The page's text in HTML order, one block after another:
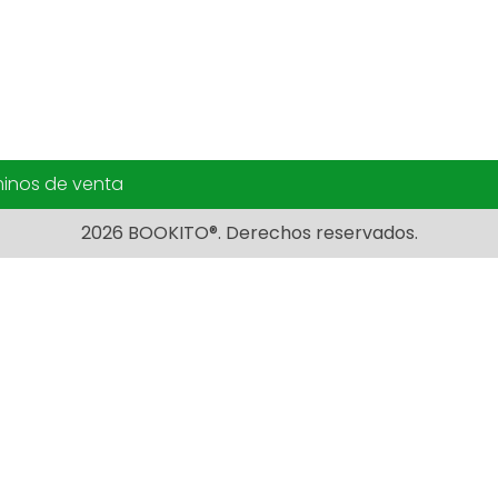
de venta
2026 BOOKITO®. Derechos reservados.